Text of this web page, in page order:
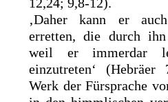
‚Daher kann er
erretten, die durch
weil er immerdar
einzutreten‘
Werk der Fürsprache